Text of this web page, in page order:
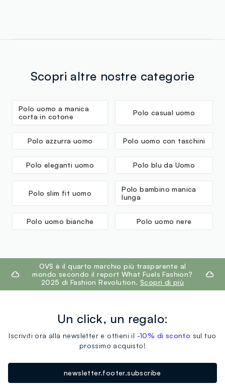
Scopri altre nostre categorie
Polo uomo a manica
corta in cotone
Polo casual uomo
Polo azzurra uomo Polo uomo con taschini
Polo eleganti uomo Polo blu da Uomo
Polo slim fit uomo
Polo bambino manica
lunga
Polo uomo bianche Polo uomo nere
footer.ariatitleOVS è il quarto marchio più trasparente al
mondo secondo il report What Fuels Fashion?
2025 di Fashion Revolution. Scopri di più
Un click, un regalo:
Iscriviti ora alla newsletter e ottieni il -10% di sconto sul tuo
prossimo acquisto!
newsletter.footer.subscribe